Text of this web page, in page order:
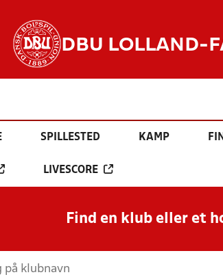
DBU LOLLAND-
SPILLESTED KAMP
LIVESCORE
Find en klub eller et